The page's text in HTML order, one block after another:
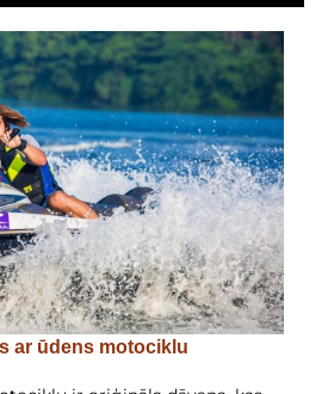
ar ūdens motociklu